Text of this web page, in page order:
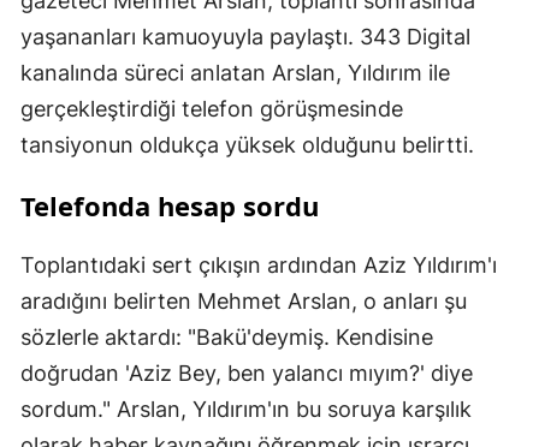
yaşananları kamuoyuyla paylaştı. 343 Digital
kanalında süreci anlatan Arslan, Yıldırım ile
gerçekleştirdiği telefon görüşmesinde
tansiyonun oldukça yüksek olduğunu belirtti.
Telefonda hesap sordu
Toplantıdaki sert çıkışın ardından Aziz Yıldırım'ı
aradığını belirten Mehmet Arslan, o anları şu
sözlerle aktardı: "Bakü'deymiş. Kendisine
doğrudan 'Aziz Bey, ben yalancı mıyım?' diye
sordum." Arslan, Yıldırım'ın bu soruya karşılık